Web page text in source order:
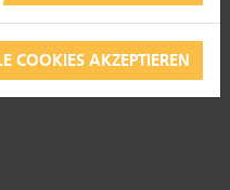
COOKIES AKZEPTIEREN